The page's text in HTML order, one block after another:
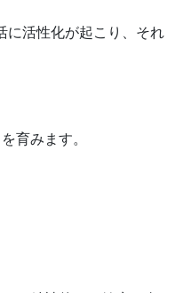
に活性化が起こり、それ
育みます。